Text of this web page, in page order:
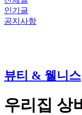
인기글
공지사항
뷰티 & 웰니스
우리집 상